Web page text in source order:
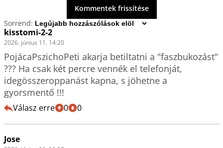
Kommentek frissítése
Sorrend:
kisstomi-2-2
2026. június 11. 14:20
PojácaPszichoPeti akarja betiltatni a "faszbukozást"
??? Ha csak két percre vennék el telefonját,
idegösszeroppanást kapna, s jöhetne a
gyorsmentő !!!
Válasz erre 0 0
Jose